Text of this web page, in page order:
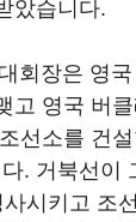
았습니다.
회장은 영
고 영국 버클
선소를 건
. 거북선이
시키고 조